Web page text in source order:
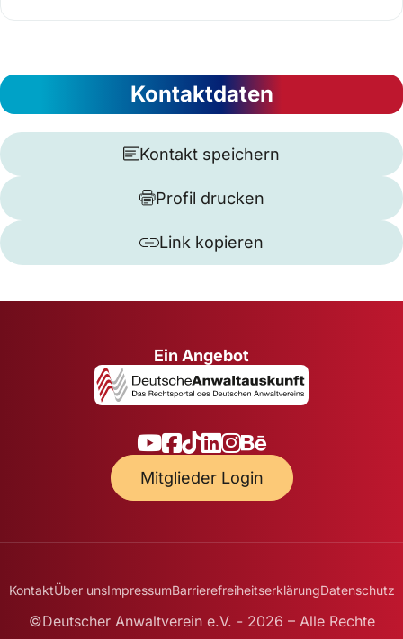
Kontaktdaten
Kontakt speichern
Profil drucken
Link kopieren
Ein Angebot
Mitglieder Login
KontaktÜber unsImpressumBarrierefreiheitserklärungDatenschutz
©Deutscher Anwaltverein e.V. - 2026 – Alle Rechte